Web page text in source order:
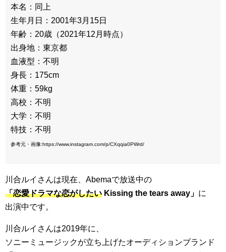
本名：同上
生年月日：2001年3月15日
年齢：20歳（2021年12月時点）
出身地：東京都
血液型：不明
身長：175cm
体重：59kg
高校：不明
大学：不明
特技：不明
参考元・画像:https://www.instagram.com/p/CXqqia0PWrd/
川合ルイさんは現在、Abemaで放送中の
「恋愛ドラマな恋がしたい Kissing the tears away」 に
出演中です。
川合ルイさんは2019年に、
ソニーミュージックが立ち上げたオーディションブランド